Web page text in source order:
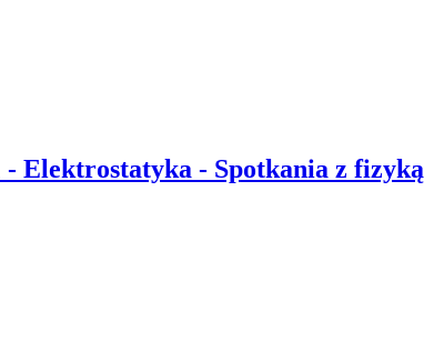
Elektrostatyka - Spotkania z fizyką